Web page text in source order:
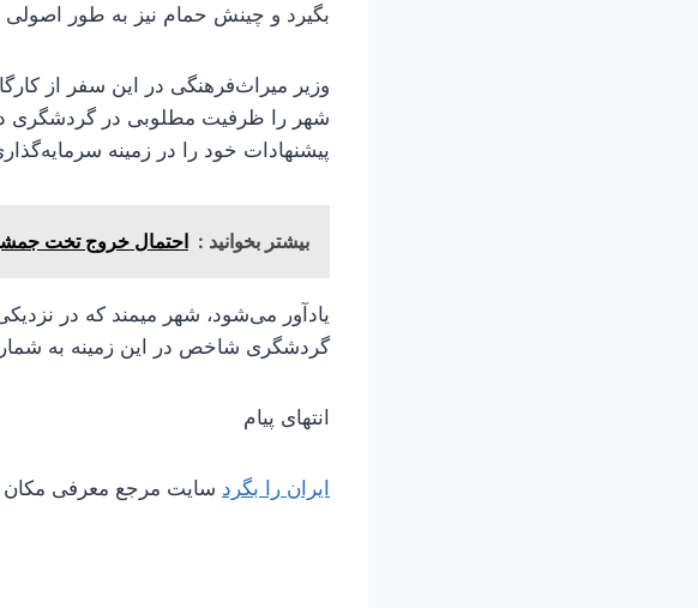
بگیرد و چینش حمام نیز به طور اصولی
وزیر میراث‌فرهنگی در این سفر از
شهر را ظرفیت مطلوبی در گردشگری
پیشنهادات خود را در زمینه
بیشتر بخوانید : احتمال خروج تخت
یادآور می‌شود، شهر میمند که در
گردشگری شاخص در این زمینه به
انتهای پیام
ایران را بگرد سایت مرجع معرفی مکان